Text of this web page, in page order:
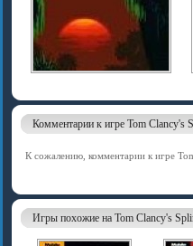
Комментарии к игре Tom Clancy's
К сожалению, комментарии к игре
Игры похожие на Tom Clancy's